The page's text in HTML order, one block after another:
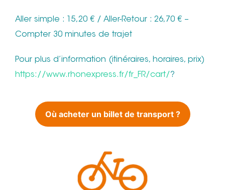
Aller simple : 15,20 € / Aller-Retour : 26,70 € –
Compter 30 minutes de trajet
Pour plus d’information (itinéraires, horaires, prix)
https://www.rhonexpress.fr/fr_FR/cart/?
Où acheter un billet de transport ?